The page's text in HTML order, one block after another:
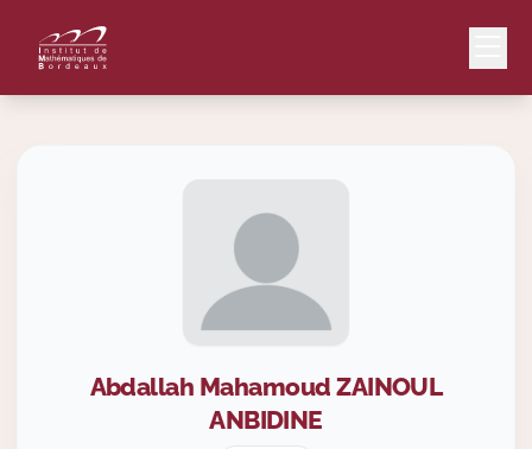
Le Laboratoire
Abdallah MahamoudZAINOUL
ANBIDINE